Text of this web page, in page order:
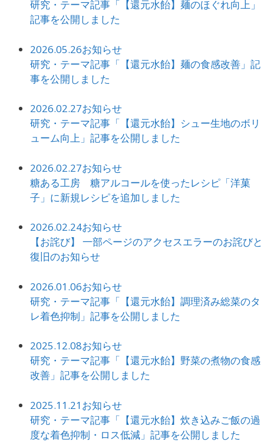
研究・テーマ記事「【還元水飴】麺のほぐれ向上」
記事を公開しました
2026.05.26お知らせ
研究・テーマ記事「【還元水飴】麺の食感改善」記
事を公開しました
2026.02.27お知らせ
研究・テーマ記事「【還元水飴】シュー生地のボリ
ューム向上」記事を公開しました
2026.02.27お知らせ
糖ある工房 糖アルコールを使ったレシピ「洋菓
子」に新規レシピを追加しました
2026.02.24お知らせ
【お詫び】 一部ページのアクセスエラーのお詫びと
復旧のお知らせ
2026.01.06お知らせ
研究・テーマ記事「【還元水飴】調理済み総菜のタ
レ着色抑制」記事を公開しました
2025.12.08お知らせ
研究・テーマ記事「【還元水飴】野菜の煮物の食感
改善」記事を公開しました
2025.11.21お知らせ
研究・テーマ記事「【還元水飴】炊き込みご飯の過
度な着色抑制・ロス低減」記事を公開しました